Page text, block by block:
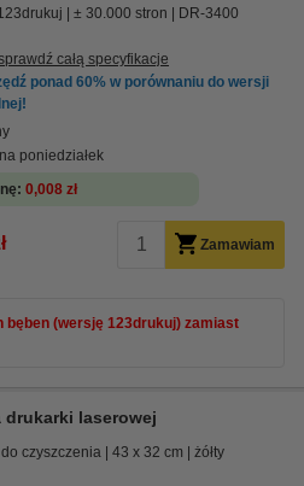
± 30.000 stron DR-3400
całą specyfikacje
ponad 60% w porównaniu do wersji
poniedziałek
0,008 zł
Zamawiam
bęben (wersję 123drukuj) zamiast
drukarki laserowej
czyszczenia 43 x 32 cm
żółty